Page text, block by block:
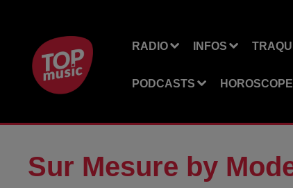
RADIO INFOS
PODCASTS HOROSCOPE
Sur Mesure by